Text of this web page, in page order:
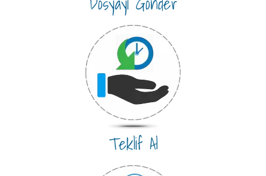
Teklif Al